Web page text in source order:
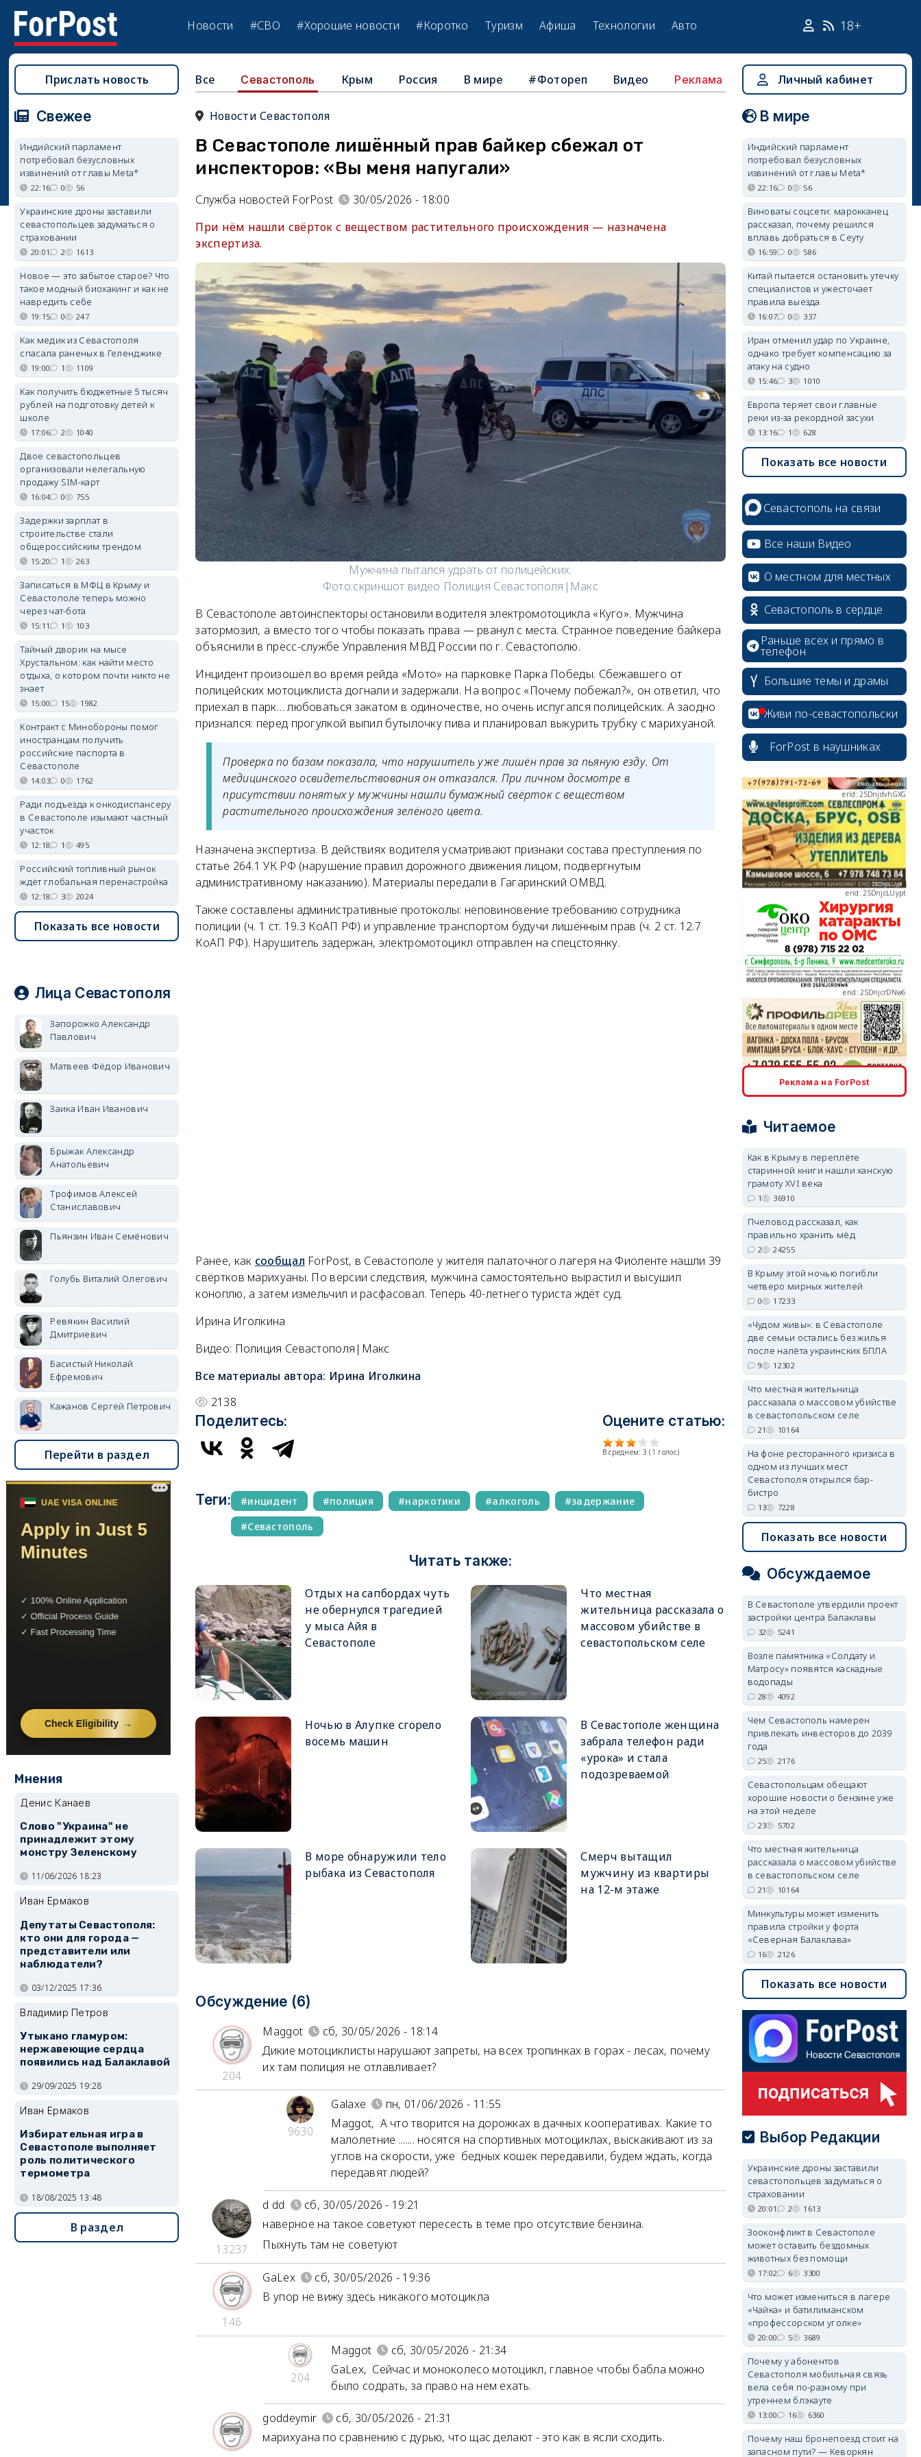
Новости #СВО #Хорошие новости #Коротко Туризм Афиша Технологии Авто 18+
Все Севастополь Крым Россия В мире #Фотореп Видео Реклама
Новости Севастополя
В Севастополе лишённый прав байкер сбежал от
инспекторов: «Вы меня напугали»
Служба новостей ForPost
30/05/2026 - 18:00
При нём нашли свёрток с веществом растительного происхождения — назначена
экспертиза.
Мужчина пытался удрать от полицейских.
Фото:скриншот видео Полиция Севастополя|Макс
В Севастополе автоинспекторы остановили водителя электромотоцикла «Куго». Мужчина
затормозил, а вместо того чтобы показать права — рванул с места. Странное поведение байкера
объяснили в пресс-службе Управления МВД России по г. Севастополю.
Инцидент произошёл во время рейда «Мото» на парковке Парка Победы. Сбежавшего от
полицейских мотоциклиста догнали и задержали. На вопрос «Почему побежал?», он ответил, что
приехал в парк… любоваться закатом в одиночестве, но очень испугался полицейских. А заодно
признался: перед прогулкой выпил бутылочку пива и планировал выкурить трубку с марихуаной.
Проверка по базам показала, что нарушитель уже лишён прав за пьяную езду. От
медицинского освидетельствования он отказался. При личном досмотре в
присутствии понятых у мужчины нашли бумажный свёрток с веществом
растительного происхождения зелёного цвета.
Назначена экспертиза. В действиях водителя усматривают признаки состава преступления по
статье 264.1 УК РФ (нарушение правил дорожного движения лицом, подвергнутым
административному наказанию). Материалы передали в Гагаринский ОМВД.
Также составлены административные протоколы: неповиновение требованию сотрудника
полиции (ч. 1 ст. 19.3 КоАП РФ) и управление транспортом будучи лишённым прав (ч. 2 ст. 12.7
КоАП РФ). Нарушитель задержан, электромотоцикл отправлен на спецстоянку.
Ранее, как сообщал ForPost, в Севастополе у жителя палаточного лагеря на Фиоленте нашли 39
свёртков марихуаны. По версии следствия, мужчина самостоятельно вырастил и высушил
коноплю, а затем измельчил и расфасовал. Теперь 40-летнего туриста ждёт суд.
Ирина Иголкина
Видео: Полиция Севастополя|Макс
Все материалы автора: Ирина Иголкина
2138
Поделитесь: Оцените статью:
В среднем: 3 ( 1 голос)
Теги: инцидент полиция наркотики алкоголь
задержание
Севастополь
Читать также:
Отдых на сапбордах чуть
не обернулся трагедией
у мыса Айя в
Севастополе
Что местная
жительница рассказала о
массовом убийстве в
севастопольском селе
Ночью в Алупке сгорело
восемь машин
В Севастополе женщина
забрала телефон ради
«урока» и стала
подозреваемой
В море обнаружили тело
рыбака из Севастополя
Смерч вытащил
мужчину из квартиры
на 12-м этаже
Обсуждение (6)
204
Maggot
сб, 30/05/2026 - 18:14
Дикие мотоциклисты нарушают запреты, на всех тропинках в горах - лесах, почему
их там полиция не отлавливает?
9630
Galaxe
пн, 01/06/2026 - 11:55
Maggot, А что творится на дорожках в дачных кооперативах. Какие то
малолетние ....... носятся на спортивных мотоциклах, выскакивают из за
углов на скорости, уже бедных кошек передавили, будем ждать, когда
передавят людей?
13237
d dd
сб, 30/05/2026 - 19:21
наверное на такое советуют пересесть в теме про отсутствие бензина.
Пыхнуть там не советуют
146
GaLex
сб, 30/05/2026 - 19:36
В упор не вижу здесь никакого мотоцикла
204
Maggot
сб, 30/05/2026 - 21:34
GaLex, Сейчас и моноколесо мотоцикл, главное чтобы бабла можно
было содрать, за право на нем ехать.
goddeymir
сб, 30/05/2026 - 21:31
марихуана по сравнению с дурью, что щас делают - это как в ясли сходить.
Прислать новость
Свежее
Индийский парламент
потребовал безусловных
извинений от главы Meta*
22:16 0 56
Украинские дроны заставили
севастопольцев задуматься о
страховании
20:01 2 1613
Новое — это забытое старое? Что
такое модный биохакинг и как не
навредить себе
19:15 0 247
Как медик из Севастополя
спасала раненых в Геленджике
19:00 1 1109
Как получить бюджетные 5 тысяч
рублей на подготовку детей к
школе
17:06 2 1040
Двое севастопольцев
организовали нелегальную
продажу SIM-карт
16:04 0 755
Задержки зарплат в
строительстве стали
общероссийским трендом
15:20 1 263
Записаться в МФЦ в Крыму и
Севастополе теперь можно
через чат-бота
15:11 1 103
Тайный дворик на мысе
Хрустальном: как найти место
отдыха, о котором почти никто не
знает
15:00 15 1982
Контракт с Минобороны помог
иностранцам получить
российские паспорта в
Севастополе
14:03 0 1762
Ради подъезда к онкодиспансеру
в Севастополе изымают частный
участок
12:18 1 495
Российский топливный рынок
ждёт глобальная перенастройка
12:18 3 2024
Показать все новости
Лица Севастополя
Запорожко Александр
Павлович
Матвеев Фёдор Иванович
Заика Иван Иванович
Брыжак Александр
Анатольевич
Трофимов Алексей
Станиславович
Пьянзин Иван Семёнович
Голубь Виталий Олегович
Ревякин Василий
Дмитриевич
Басистый Николай
Ефремович
Кажанов Сергей Петрович
Перейти в раздел
Мнения
Денис Канаев
Слово "Украина" не
принадлежит этому
монстру Зеленскому
11/06/2026 18:23
Иван Ермаков
Депутаты Севастополя:
кто они для города —
представители или
наблюдатели?
03/12/2025 17:36
Владимир Петров
Утыкано гламуром:
нержавеющие сердца
появились над Балаклавой
29/09/2025 19:28
Иван Ермаков
Избирательная игра в
Севастополе выполняет
роль политического
термометра
18/08/2025 13:48
В раздел
Личный кабинет
В мире
Индийский парламент
потребовал безусловных
извинений от главы Meta*
22:16 0 56
Виноваты соцсети: марокканец
рассказал, почему решился
вплавь добраться в Сеуту
16:59 0 586
Китай пытается остановить утечку
специалистов и ужесточает
правила выезда
16:07 0 337
Иран отменил удар по Украине,
однако требует компенсацию за
атаку на судно
15:46 3 1010
Европа теряет свои главные
реки из-за рекордной засухи
13:16 1 628
Показать все новости
Севастополь на связи
Все наши Видео
О местном для местных
Севастополь в сердце
Раньше всех и прямо в
телефон
Большие темы и драмы
Живи по-севастопольски
ForPost в наушниках
erid: 2SDnjcrDNw6
erid: 2SDnjdPjgYS
erid: 2SDnjcLUypt
erid: 2SDnjcrDNw6
erid: 2SDnjdPjgYS
erid: 2SDnjdvhGXG
Реклама на ForPost
Читаемое
Как в Крыму в переплёте
старинной книги нашли ханскую
грамоту XVI века
1 36910
Пчеловод рассказал, как
правильно хранить мёд
2 24255
В Крыму этой ночью погибли
четверо мирных жителей
0 17233
«Чудом живы»: в Севастополе
две семьи остались без жилья
после налёта украинских БПЛА
9 12302
Что местная жительница
рассказала о массовом убийстве
в севастопольском селе
21 10164
На фоне ресторанного кризиса в
одном из лучших мест
Севастополя открылся бар-
бистро
13 7228
Показать все новости
Обсуждаемое
В Севастополе утвердили проект
застройки центра Балаклавы
32 5241
Возле памятника «Солдату и
Матросу» появятся каскадные
водопады
28 4092
Чем Севастополь намерен
привлекать инвесторов до 2039
года
25 2176
Севастопольцам обещают
хорошие новости о бензине уже
на этой неделе
23 5702
Что местная жительница
рассказала о массовом убийстве
в севастопольском селе
21 10164
Минкультуры может изменить
правила стройки у форта
«Северная Балаклава»
16 2126
Показать все новости
Выбор Редакции
Украинские дроны заставили
севастопольцев задуматься о
страховании
20:01 2 1613
Зооконфликт в Севастополе
может оставить бездомных
животных без помощи
17:02 6 3300
Что может измениться в лагере
«Чайка» и батилиманском
«профессорском уголке»
20:00 5 3689
Почему у абонентов
Севастополя мобильная связь
вела себя по-разному при
утреннем блэкауте
13:00 16 6360
Почему наш бронепоезд стоит на
запасном пути? — Кеворкян